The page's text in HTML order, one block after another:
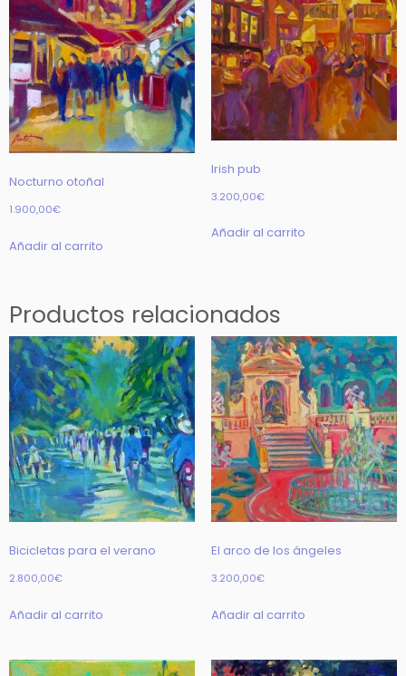
Nocturno otoñal
1.900,00€
Añadir al carrito
Irish pub
3.200,00€
Añadir al carrito
Productos relacionados
Bicicletas para el verano
2.800,00€
Añadir al carrito
El arco de los ángeles
3.200,00€
Añadir al carrito